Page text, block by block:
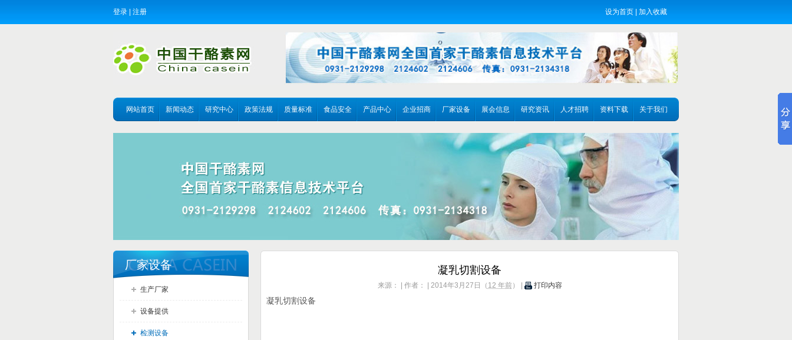
登录 注册 设为首页 加入收藏
网站首页 新闻动态 研究中心 政策法规 质量标准 食品安全 产品中心 企业招商 厂家设备 展会信息 研究资讯 人才招聘 资料下载 关于我们
厂家设备
生产厂家
设备提供
检测设备
凝乳切割设备
来源： | 作者： | 2014年3月27日（ 12 年前） | 打印内容
凝乳切割设备